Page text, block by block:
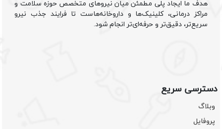
هدف ما ایجاد پلی مطمئن میان نیروهای متخصص حوزه سلامت و
مراکز درمانی، کلینیک‌ها و داروخانه‌هاست تا فرایند جذب نیرو
سریع‌تر، دقیق‌تر و حرفه‌ای‌تر انجام شود.
دسترسی سریع
وبلاگ
پروفایل